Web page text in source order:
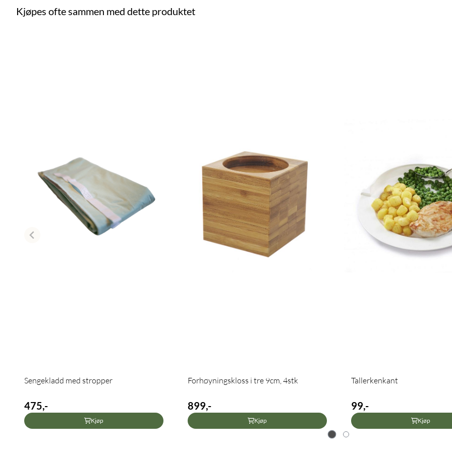
Kjøpes ofte sammen med dette produktet
Sengekladd med stropper
475,-
Kjøp
Forhøyningskloss i tre 9cm, 4stk
899,-
Kjøp
Tallerkenkant
99,-
Kjøp